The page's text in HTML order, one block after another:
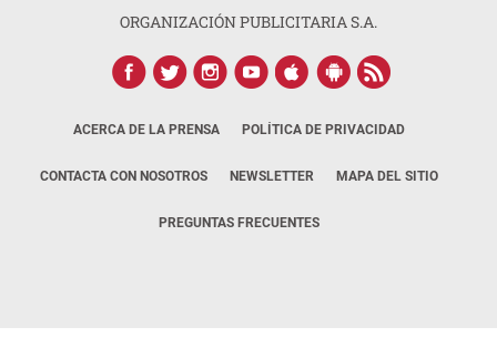
ORGANIZACIÓN PUBLICITARIA S.A.
ACERCA DE LA PRENSA POLÍTICA DE PRIVACIDAD
CONTACTA CON NOSOTROS NEWSLETTER MAPA DEL SITIO
PREGUNTAS FRECUENTES